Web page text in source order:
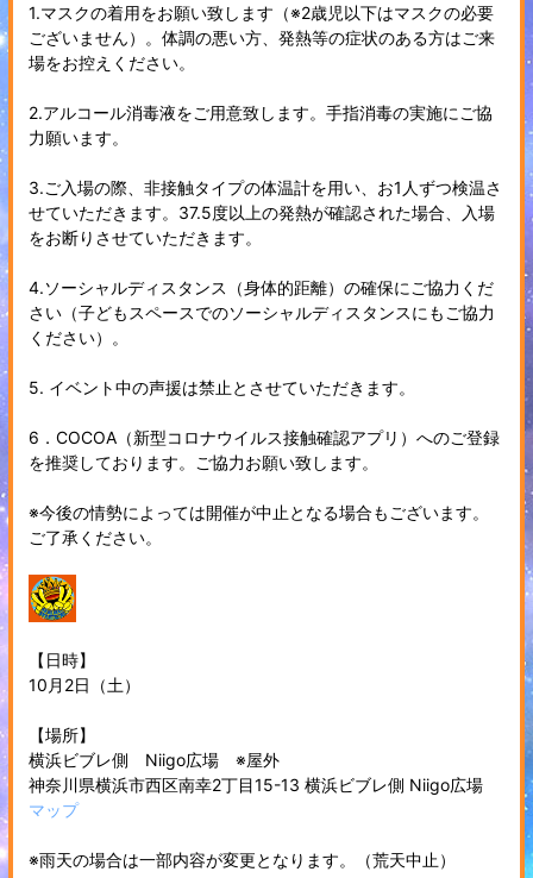
1.マスクの着用をお願い致します（※2歳児以下はマスクの必要
ございません）。体調の悪い方、発熱等の症状のある方はご来
場をお控えください。
2.アルコール消毒液をご用意致します。手指消毒の実施にご協
力願います。
3.ご入場の際、非接触タイプの体温計を用い、お1人ずつ検温さ
せていただきます。37.5度以上の発熱が確認された場合、入場
をお断りさせていただきます。
4.ソーシャルディスタンス（身体的距離）の確保にご協力くだ
さい（子どもスペースでのソーシャルディスタンスにもご協力
ください）。
5. イベント中の声援は禁止とさせていただきます。
6．COCOA（新型コロナウイルス接触確認アプリ）へのご登録
を推奨しております。ご協力お願い致します。
※今後の情勢によっては開催が中止となる場合もございます。
ご了承ください。
【日時】
10月2日（土）
【場所】
横浜ビブレ側 Niigo広場 ※屋外
神奈川県横浜市西区南幸2丁目15-13 横浜ビブレ側 Niigo広場
マップ
※雨天の場合は一部内容が変更となります。（荒天中止）